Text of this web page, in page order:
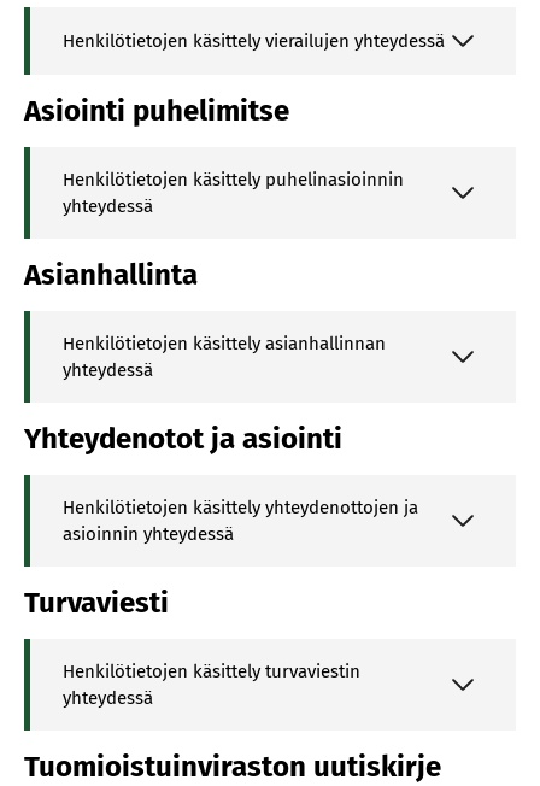
Hen­ki­lö­tie­to­jen kä­sit­te­ly vierailujen yhteydessä
Asiointi puhelimitse
Hen­ki­lö­tie­to­jen kä­sit­te­ly puhelinasioinnin
yhteydessä
Asianhallinta
Hen­ki­lö­tie­to­jen kä­sit­te­ly asianhallinnan
yhteydessä
Yhteydenotot ja asiointi
Henkilötietojen käsittely yhteydenottojen ja
asioinnin yhteydessä
Turvaviesti
Henkilötietojen käsittely turvaviestin
yhteydessä
Tuomioistuinviraston uutiskirje